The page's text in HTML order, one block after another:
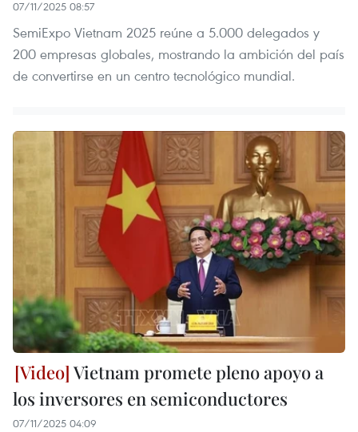
07/11/2025 08:57
SemiExpo Vietnam 2025 reúne a 5.000 delegados y
200 empresas globales, mostrando la ambición del país
de convertirse en un centro tecnológico mundial.
Vietnam promete pleno apoyo a
los inversores en semiconductores
07/11/2025 04:09